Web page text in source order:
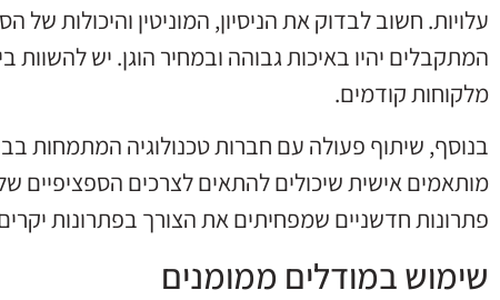
עלויות. חשוב לבדוק את הניסיון, המוניטין והיכולות
המתקבלים יהיו באיכות גבוהה ובמחיר הוגן. יש להשוות
מלקוחות קודמים.
בנוסף, שיתוף פעולה עם חברות טכנולוגיה המתמחות
מותאמים אישית שיכולים להתאים לצרכים הספציפיים
פתרונות חדשניים שמפחיתים את הצורך בפתרונות
שימוש במודלים ממומנים